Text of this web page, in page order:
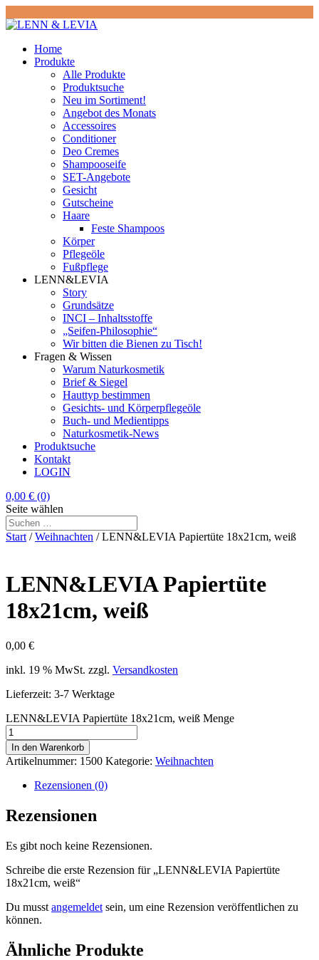
Home
Produkte
Alle Produkte
Produktsuche
Neu im Sortiment!
Angebot des Monats
Accessoires
Conditioner
Deo Cremes
Shampooseife
SET-Angebote
Gesicht
Gutscheine
Haare
Feste Shampoos
Körper
Pflegeöle
Fußpflege
LENN&LEVIA
Story
Grundsätze
INCI – Inhaltsstoffe
„Seifen-Philosophie“
Wir bitten die Bienen zu Tisch!
Fragen & Wissen
Warum Naturkosmetik
Brief & Siegel
Hauttyp bestimmen
Gesichts- und Körperpflegeöle
Buch- und Medientipps
Naturkosmetik-News
Produktsuche
Kontakt
LOGIN
0,00 € (0)
Seite wählen
Start /Weihnachten / LENN&LEVIA Papiertüte 18x21cm, weiß
LENN&LEVIA Papiertüte
18x21cm, weiß
0,00 €
inkl. 19 % MwSt. zzgl. Versandkosten
Lieferzeit: 3-7 Werktage
LENN&LEVIA Papiertüte 18x21cm, weiß Menge
In den Warenkorb
Artikelnummer: 1500 Kategorie: Weihnachten
Rezensionen (0)
Rezensionen
Es gibt noch keine Rezensionen.
Schreibe die erste Rezension für „LENN&LEVIA Papiertüte
18x21cm, weiß“
Du musst angemeldet sein, um eine Rezension veröffentlichen zu
können.
Ähnliche Produkte